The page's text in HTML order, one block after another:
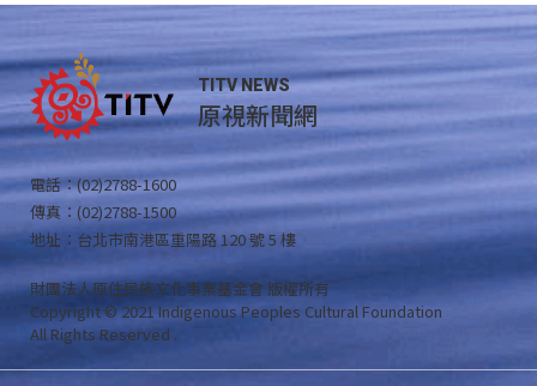
TITV NEWS
原視新聞網
電話：(02)2788-1600
傳真：(02)2788-1500
地址：台北市南港區重陽路 120 號 5 樓
財團法人原住民族文化事業基金會 版權所有
Copyright © 2021 Indigenous Peoples Cultural Foundation
All Rights Reserved .